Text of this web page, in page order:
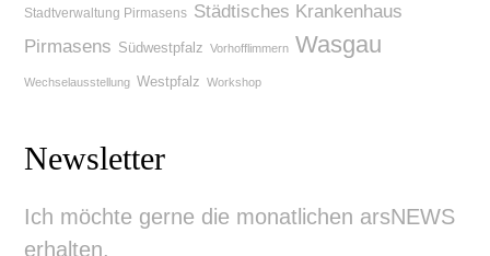
Stadtverwaltung Pirmasens Städtisches Krankenhaus
Pirmasens Südwestpfalz Vorhofflimmern Wasgau
Wechselausstellung Westpfalz Workshop
Newsletter
Ich möchte gerne die monatlichen arsNEWS
erhalten.